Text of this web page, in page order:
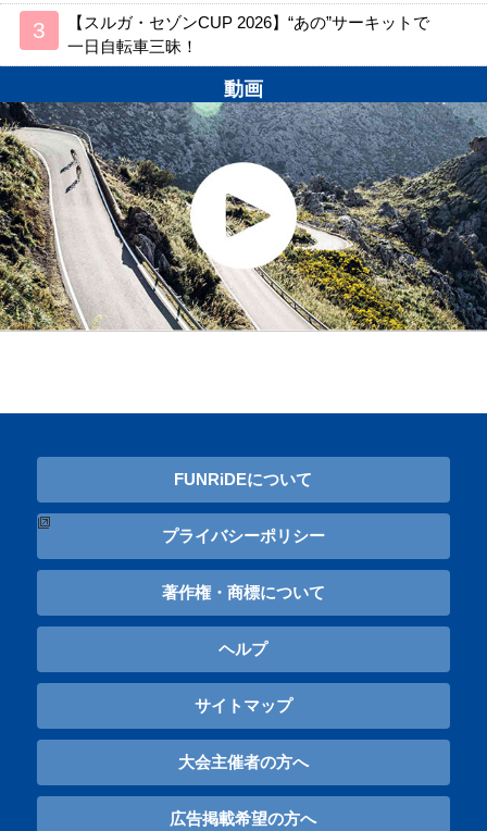
【スルガ・セゾンCUP 2026】“あの”サーキットで
一日自転車三昧！
動画
FUNRiDEについて
プライバシーポリシー
著作権・商標について
ヘルプ
サイトマップ
大会主催者の方へ
広告掲載希望の方へ